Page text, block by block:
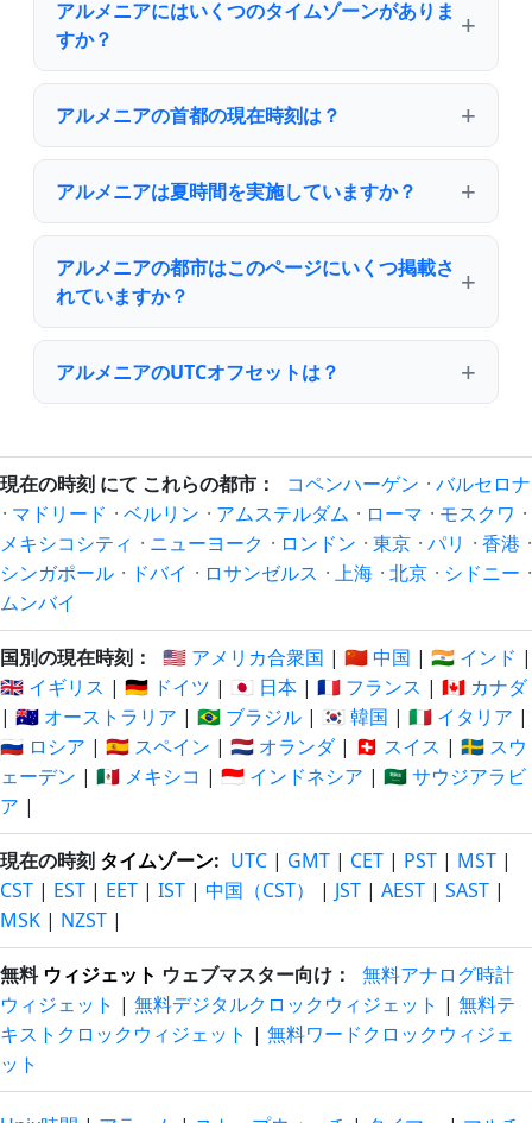
アルメニアにはいくつのタイムゾーンがありま
すか？
アルメニアの首都の現在時刻は？
アルメニアは夏時間を実施していますか？
アルメニアの都市はこのページにいくつ掲載さ
れていますか？
アルメニアのUTCオフセットは？
現在の時刻 にて これらの都市： コペンハーゲン · バルセロナ
· マドリード · ベルリン · アムステルダム · ローマ · モスクワ ·
メキシコシティ · ニューヨーク · ロンドン · 東京 · パリ · 香港 ·
シンガポール · ドバイ · ロサンゼルス · 上海 · 北京 · シドニー ·
ムンバイ
国別の現在時刻： 🇺🇸 アメリカ合衆国 | 🇨🇳 中国 | 🇮🇳 インド |
🇬🇧 イギリス | 🇩🇪 ドイツ | 🇯🇵 日本 | 🇫🇷 フランス | 🇨🇦 カナダ
| 🇦🇺 オーストラリア | 🇧🇷 ブラジル | 🇰🇷 韓国 | 🇮🇹 イタリア |
🇷🇺 ロシア | 🇪🇸 スペイン | 🇳🇱 オランダ| 🇨🇭 スイス | 🇸🇪 スウ
ェーデン | 🇲🇽 メキシコ | 🇮🇩 インドネシア | 🇸🇦 サウジアラビ
ア |
現在の時刻 タイムゾーン: UTC | GMT | CET | PST | MST |
CST | EST | EET | IST | 中国（CST） | JST | AEST | SAST |
MSK | NZST |
無料 ウィジェット ウェブマスター向け：
無料アナログ時計
ウィジェット | 無料デジタルクロックウィジェット | 無料テ
キストクロックウィジェット | 無料ワードクロックウィジェ
ット